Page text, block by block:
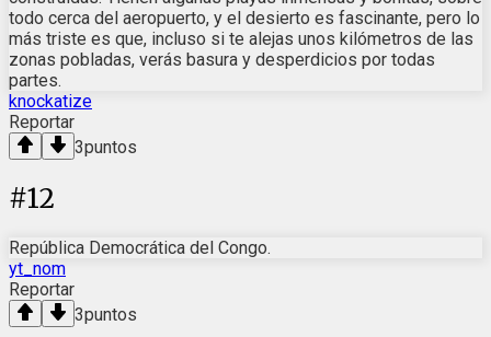
todo cerca del aeropuerto, y el desierto es fascinante, pero lo
más triste es que, incluso si te alejas unos kilómetros de las
zonas pobladas, verás basura y desperdicios por todas
partes.
knockatize
Reportar
3puntos
#12
República Democrática del Congo.
yt_nom
Reportar
3puntos